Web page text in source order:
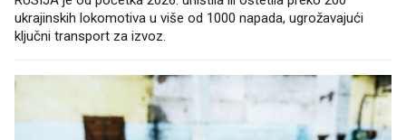
ukrajinskih lokomotiva u više od 1000 napada, ugrožavajući
ključni transport za izvoz.